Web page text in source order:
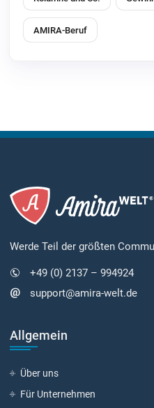
AMIRA-Beruf
Werde Teil der größten
+49 (0) 2137 – 994924
support@amira-welt.de
Allgemein
Über uns
Für Unternehmen